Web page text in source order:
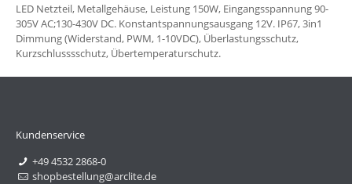
LED Netzteil, Metallgehäuse, Leistung 150W, Eingangsspannung 90-
305V AC;130-430V DC. Konstantspannungsausgang 12V. IP67, 3in1
Dimmung (Widerstand, PWM, 1-10VDC), Überlastungsschutz,
Kurzschlusssschutz, Übertemperaturschutz.
Kundenservice
+49 4532 2868-0
shopbestellung@arclite.de